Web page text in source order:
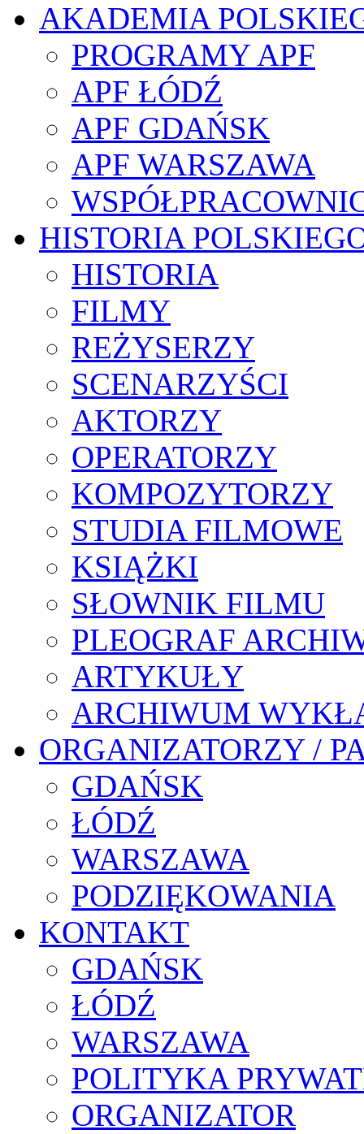
AKADEMIA
PROGRAMY APF
APF ŁÓDŹ
APF GDAŃSK
APF WARSZAWA
HISTORIA
HISTORIA
FILMY
REŻYSERZY
SCENARZYŚCI
AKTORZY
OPERATORZY
KOMPOZYTORZY
STUDIA FILMOWE
KSIĄŻKI
SŁOWNIK FILMU
PLEOGRAF
ARTYKUŁY
ARCHIWUM
ORGANIZATORZY /
GDAŃSK
ŁÓDŹ
WARSZAWA
PODZIĘKOWANIA
KONTAKT
GDAŃSK
ŁÓDŹ
WARSZAWA
POLITYKA
ORGANIZATOR